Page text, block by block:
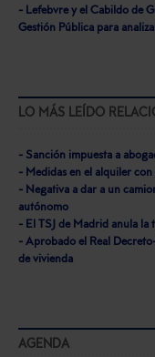
- Lefebvre y el Cabildo de
Gestión Pública para
LO MÁS LEÍDO
- Sanción impuesta a
- Medidas en el alquiler
- Negativa a dar a un
autónomo
- El TSJ de Madrid anula la
- Aprobado el Real
de vivienda
AGENDA